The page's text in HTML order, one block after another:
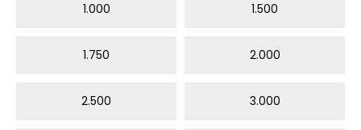
1.000 1.500
1.750 2.000
2.500 3.000